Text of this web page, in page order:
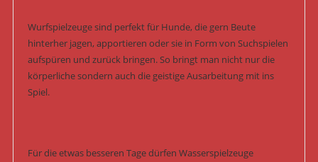
Wurfspielzeuge sind perfekt für Hunde, die gern Beute
hinterher jagen, apportieren oder sie in Form von Suchspielen
aufspüren und zurück bringen. So bringt man nicht nur die
körperliche sondern auch die geistige Ausarbeitung mit ins
Spiel.
Für die etwas besseren Tage dürfen Wasserspielzeuge